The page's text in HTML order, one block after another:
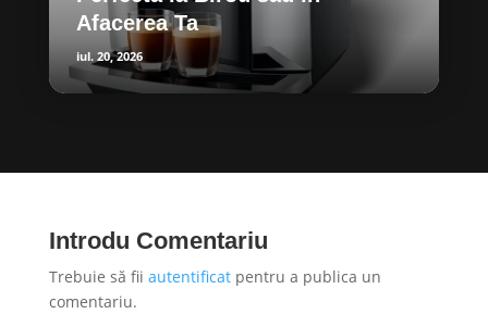
Afacerea Ta
iul. 20, 2026
Introdu Comentariu
Trebuie să fii autentificatpentru a publica un
comentariu.